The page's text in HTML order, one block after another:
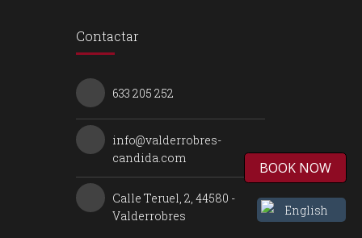
Contactar
633 205 252
info@valderrobres-
candida.com
Calle Teruel, 2, 44580 -
Valderrobres
English
BOOK NOW